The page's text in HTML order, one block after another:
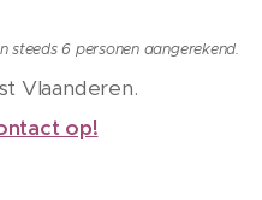
steeds 6 personen aangerekend.
Vlaanderen.
op!